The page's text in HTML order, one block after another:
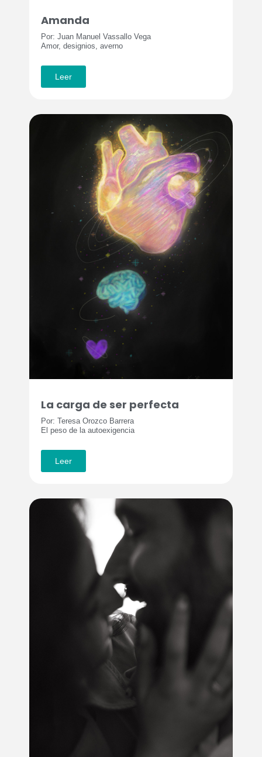
Amanda
Por: Juan Manuel Vassallo Vega
Amor, designios, averno
Leer
La carga de ser perfecta
Por: Teresa Orozco Barrera
El peso de la autoexigencia
Leer